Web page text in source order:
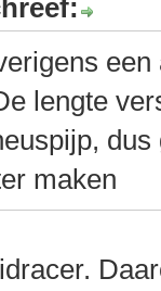
lengte
maken